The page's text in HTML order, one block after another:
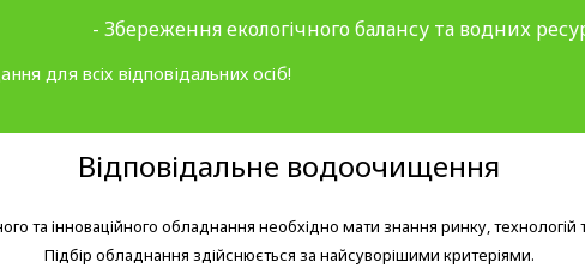
- Збереження екологічного балансу та водних
для всіх відповідальних осіб!
Відповідальне водоочищення
та інноваційного обладнання необхідно мати знання ринку, технологій
Підбір обладнання здійснюється за найсуворішими критеріями.